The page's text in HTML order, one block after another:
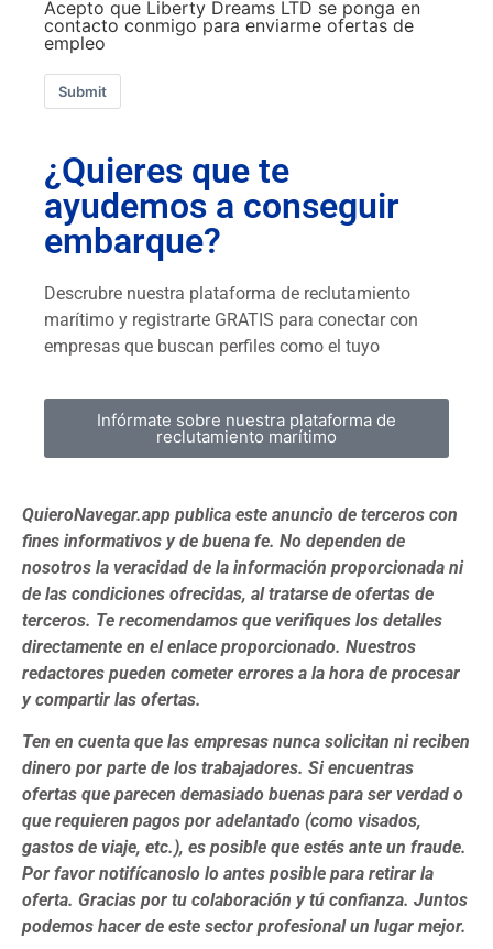
Acepto que Liberty Dreams LTD se ponga en
contacto conmigo para enviarme ofertas de
empleo
Submit
¿Quieres que te
ayudemos a conseguir
embarque?
Descrubre nuestra plataforma de reclutamiento
marítimo y registrarte GRATIS para conectar con
empresas que buscan perfiles como el tuyo
Infórmate sobre nuestra plataforma de
reclutamiento marítimo
QuieroNavegar.app publica este anuncio de terceros con
fines informativos y de buena fe. No dependen de
nosotros la veracidad de la información proporcionada ni
de las condiciones ofrecidas, al tratarse de ofertas de
terceros. Te recomendamos que verifiques los detalles
directamente en el enlace proporcionado. Nuestros
redactores pueden cometer errores a la hora de procesar
y compartir las ofertas.
Ten en cuenta que las empresas nunca solicitan ni reciben
dinero por parte de los trabajadores. Si encuentras
ofertas que parecen demasiado buenas para ser verdad o
que requieren pagos por adelantado (como visados,
gastos de viaje, etc.), es posible que estés ante un fraude.
Por favor notifícanoslo lo antes posible para retirar la
oferta. Gracias por tu colaboración y tú confianza. Juntos
podemos hacer de este sector profesional un lugar mejor.